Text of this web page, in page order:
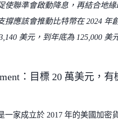
使聯準會啟動降息，再結合地緣
撐應該會推動比特幣在 2024 年
美元，到年底為 125,000 美
：目標 20 萬美元，有
一家成立於 2017 年的美國加密